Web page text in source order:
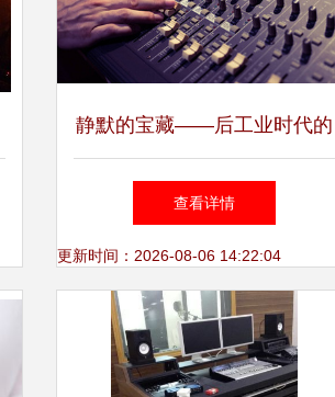
静默的宝藏——后工业时代的
数字铁匠
查看详情
更新时间：2026-08-06 14:22:04